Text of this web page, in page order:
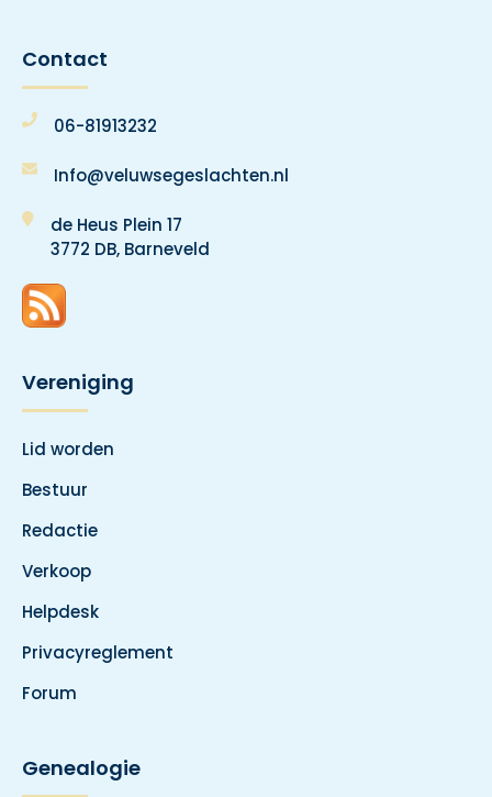
Contact
06-81913232
Info@veluwsegeslachten.nl
de Heus Plein 17
3772 DB, Barneveld
Vereniging
Lid worden
Bestuur
Redactie
Verkoop
Helpdesk
Privacyreglement
Forum
Genealogie